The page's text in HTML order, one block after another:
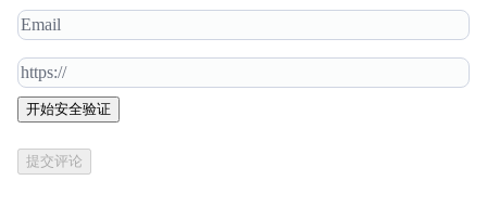
                }
            }
            Method (HRES, 0, Serialized)
            {
                {
                    Acquire (HDMX, 0xFFFF)
data = devm_kzalloc(&device->dev,
    device->driver_data = data;
data->rfk =
开始安全验证
提交评论